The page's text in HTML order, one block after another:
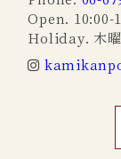
Open. 10:00-
Holiday. 木曜